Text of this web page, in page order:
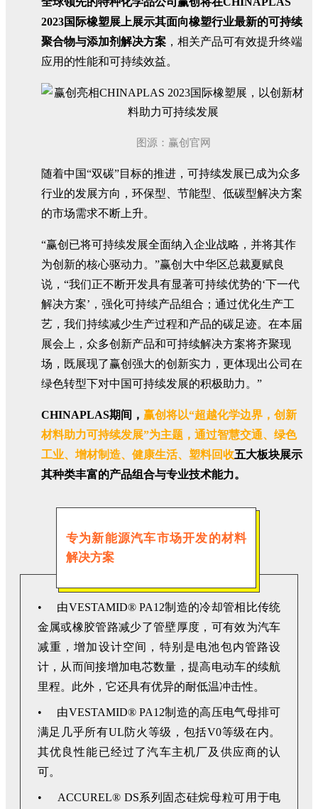
2023国际橡塑展上展示其面向橡塑行业最新的可持续
聚合物与添加剂解决方案 ，相关产品可有效提升终端
应用的性能和可持续效益。
图源：赢创官网
随着中国“双碳”目标的推进，可持续发展已成为众多
行业的发展方向，环保型、节能型、低碳型解决方案
的市场需求不断上升。
“赢创已将可持续发展全面纳入企业战略，并将其作
为创新的核心驱动力。”赢创大中华区总裁夏赋良
说，“我们正不断开发具有显著可持续优势的‘下一代
解决方案’，强化可持续产品组合；通过优化生产工
艺，我们持续减少生产过程和产品的碳足迹。在本届
展会上，众多创新产品和可持续解决方案将齐聚现
场，既展现了赢创强大的创新实力，更体现出公司在
绿色转型下对中国可持续发展的积极助力。”
CHINAPLAS期间， 赢创将以“超越化学边界，创新
材料助力可持续发展”为主题，通过智慧交通、绿色
工业、增材制造、健康生活、塑料回收五大板块展示
其种类丰富的产品组合与专业技术能力。
专为新能源汽车市场开发的材料
解决方案
• 由VESTAMID® PA12制造的冷却管相比传统
金属或橡胶管路减少了管壁厚度，可有效为汽车
减重，增加设计空间，特别是电池包内管路设
计，从而间接增加电芯数量，提高电动车的续航
里程。此外，它还具有优异的耐低温冲击性。
• 由VESTAMID® PA12制造的高压电气母排可
满足几乎所有UL防火等级，包括V0等级在内。
其优良性能已经过了汽车主机厂及供应商的认
可。
• ACCUREL® DS系列固态硅烷母粒可用于电